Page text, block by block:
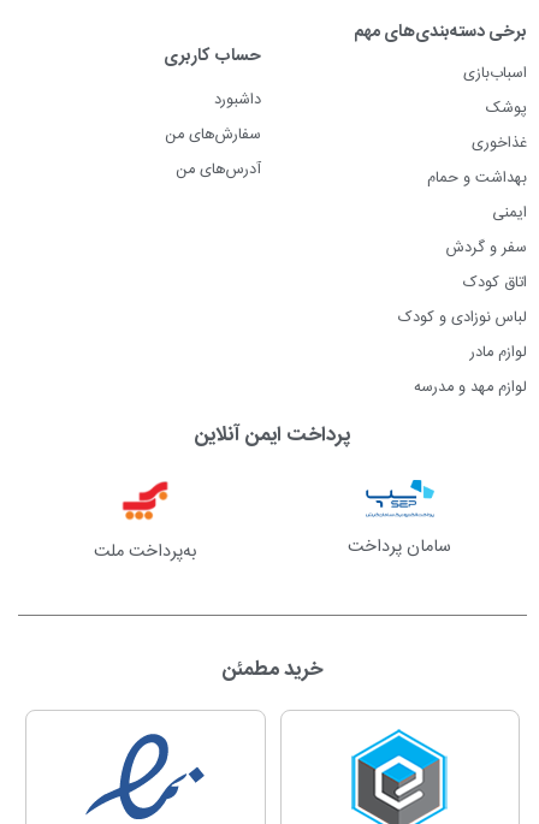
برخی دسته‌بندی‌های مهم
اسباب‌بازی
پوشک
غذاخوری
بهداشت و حمام
ایمنی
سفر و گردش
اتاق کودک
لباس نوزادی و کودک
لوازم مادر
لوازم مهد و مدرسه
حساب کاربری
داشبورد
سفارش‌های من
آدرس‌های من
پرداخت ایمن آنلاین
سامان پرداخت به‌پرداخت ملت
خرید مطمئن